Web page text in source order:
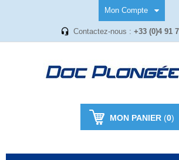
Mon Compte
Contactez-nous : +33 (0)4 91
MON PANIER(0)